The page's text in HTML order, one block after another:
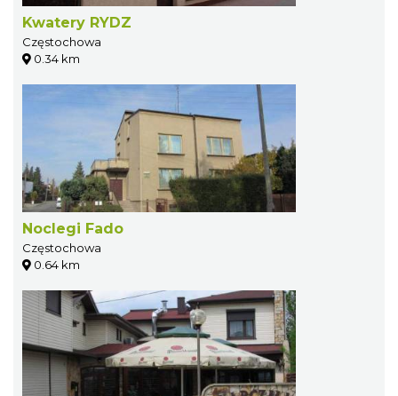
Kwatery RYDZ
Częstochowa
0.34 km
Noclegi Fado
Częstochowa
0.64 km